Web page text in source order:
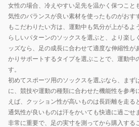
女性の場合、冷えやすい足先を温かく保つこと
気性のバランスが良い素材を使ったものがおす
もこだわりたい方は、運動中も気分が上がるよ
らしいパターンのソックスを選ぶと、より楽し
ッズなら、足の成長に合わせて適度な伸縮性が
かりサポートするタイプを選ぶことで、運動中
す。
初めてスポーツ用のソックスを選ぶなら、まず
に、競技や運動の種類に合わせた機能性を参考
えば、クッション性が高いものは長距離を走る
通気性が良いものは汗をかいても快適に過ごせ
非常に重要で、足の実寸を測ってから購入する